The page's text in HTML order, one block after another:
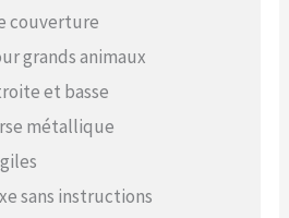
couverture
grands animaux
et basse
métallique
sans instructions